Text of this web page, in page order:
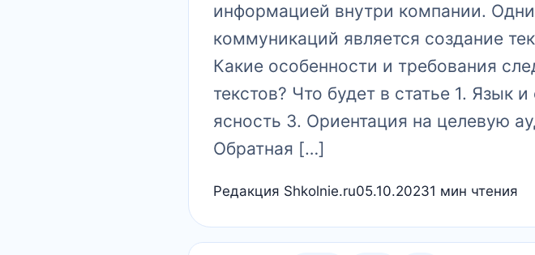
информацией внутри компании.​
коммуникаций является создание
Какие особенности и требования
текстов?​ Что будет в статье 1.​ Язык
ясность 3.​ Ориентация на целевую
Обратная […]
Редакция Shkolnie.ru05.10.20231 мин чтения